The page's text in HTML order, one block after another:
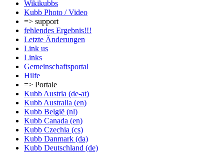
Wikikubbs
Kubb Photo / Video
=> support
fehlendes Ergebnis!!!
Letzte Änderungen
Link us
Links
Gemeinschafts­portal
Hilfe
=> Portale
Kubb Austria (de-at)
Kubb Australia (en)
Kubb België (nl)
Kubb Canada (en)
Kubb Czechia (cs)
Kubb Danmark (da)
Kubb Deutschland (de)